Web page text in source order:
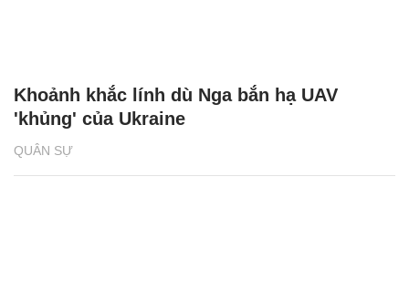
QUÂN SỰ
Khoảnh khắc lính dù Nga bắn hạ UAV
'khủng' của Ukraine